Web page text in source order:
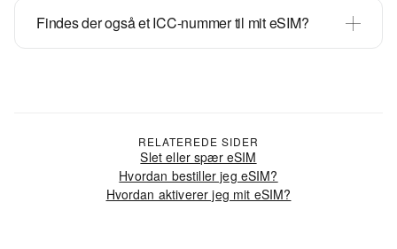
Findes der også et ICC-nummer til mit eSIM?
RELATEREDE SIDER
Slet eller spær eSIM
Hvordan bestiller jeg eSIM?
Hvordan aktiverer jeg mit eSIM?